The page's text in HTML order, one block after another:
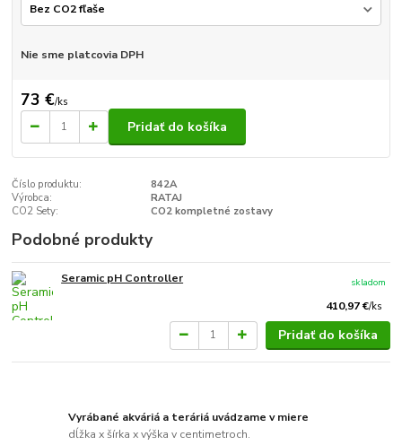
Nie sme platcovia DPH
73 €/ks
Pridať do košíka
Číslo produktu:
842A
Výrobca:
RATAJ
CO2 Sety:
CO2 kompletné zostavy
Podobné produkty
Seramic pH Controller
410,97 €/ks
skladom
Pridať do košíka
Vyrábané akváriá a teráriá uvádzame v miere
dĺžka x šírka x výška v centimetroch.